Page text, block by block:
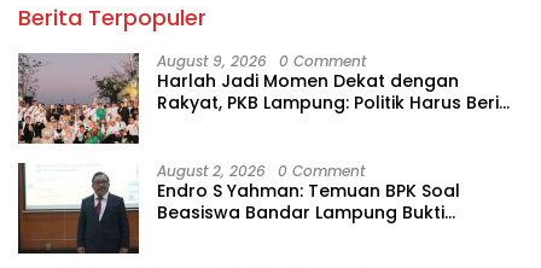
Berita Terpopuler
August 9, 2026 0 Comment
Harlah Jadi Momen Dekat dengan
Rakyat, PKB Lampung: Politik Harus Beri
August 2, 2026 0 Comment
Endro S Yahman: Temuan BPK Soal
Beasiswa Bandar Lampung Bukti